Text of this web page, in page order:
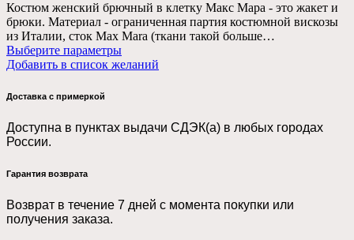
Костюм женский брючный в клетку Макс Мара - это жакет и
брюки. Материал - ограниченная партия костюмной вискозы
из Италии, сток Max Mara (ткани такой больше…
Выберите параметры
Добавить в список желаний
Доставка с примеркой
Доступна в пунктах выдачи СДЭК(а) в любых городах
России.
Гарантия возврата
Возврат в течение 7 дней с момента покупки или
получения заказа.